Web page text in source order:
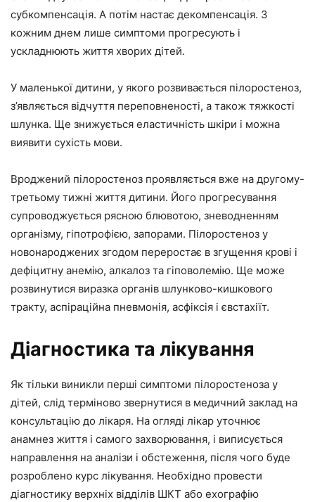
субкомпенсація. А потім настає декомпенсація. З
кожним днем лише симптоми прогресують і
ускладнюють життя хворих дітей.
У маленької дитини, у якого розвивається пілоростеноз,
з’являється відчуття переповненості, а також тяжкості
шлунка. Ще знижується еластичність шкіри і можна
виявити сухість мови.
Вроджений пілоростеноз проявляється вже на другому-
третьому тижні життя дитини. Його прогресування
супроводжується рясною блювотою, зневодненням
організму, гіпотрофією, запорами. Пілоростеноз у
новонароджених згодом переростає в згущення крові і
дефіцитну анемію, алкалоз та гіповолемію. Ще може
розвинутися виразка органів шлунково-кишкового
тракту, аспіраційна пневмонія, асфіксія і євстахіїт.
Діагностика та лікування
Як тільки виникли перші симптоми пілоростеноза у
дітей, слід терміново звернутися в медичний заклад на
консультацію до лікаря. На огляді лікар уточнює
анамнез життя і самого захворювання, і виписується
направлення на аналізи і обстеження, після чого буде
розроблено курс лікування. Необхідно провести
діагностику верхніх відділів ШКТ або ехографію